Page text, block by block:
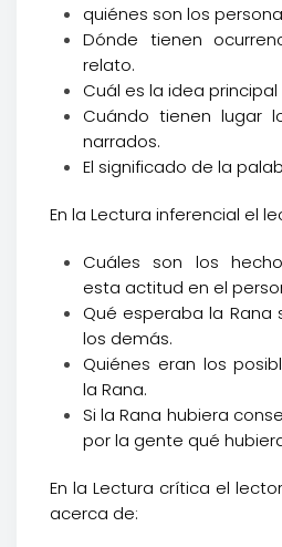
quiénes son los
Dónde tienen
relato.
Cuál es la idea
Cuándo tienen lugar
narrados.
El significado de la
En la Lectura inferencial el
Cuáles son los
esta actitud en el
Qué esperaba la Rana
los demás.
Quiénes eran los
la Rana.
Si la Rana hubiera
por la gente qué
En la Lectura crítica el
acerca de: